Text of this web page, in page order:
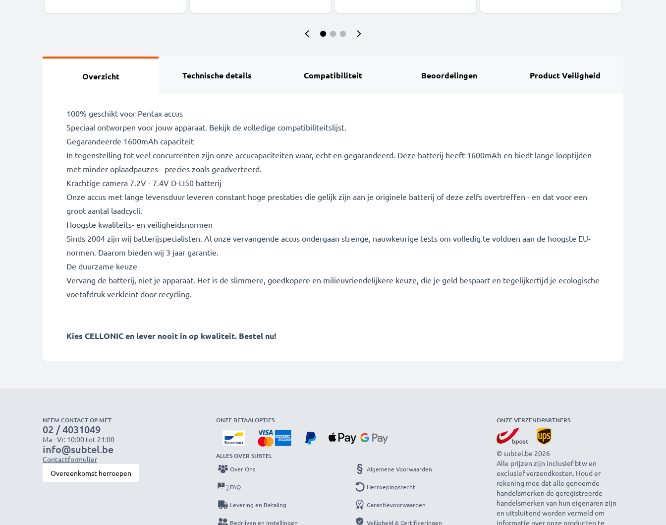
Overzicht Technische details Compatibiliteit Beoordelingen Product Veiligheid
100% geschikt voor Pentax accus
Speciaal ontworpen voor jouw apparaat. Bekijk de volledige compatibiliteitslijst.
Gegarandeerde 1600mAh capaciteit
In tegenstelling tot veel concurrenten zijn onze accucapaciteiten waar, echt en gegarandeerd. Deze batterij heeft 1600mAh en biedt lange looptijden
met minder oplaadpauzes - precies zoals geadverteerd.
Krachtige camera 7.2V - 7.4V D-LI50 batterij
Onze accus met lange levensduur leveren constant hoge prestaties die gelijk zijn aan je originele batterij of deze zelfs overtreffen - en dat voor een
groot aantal laadcycli.
Hoogste kwaliteits- en veiligheidsnormen
Sinds 2004 zijn wij batterijspecialisten. Al onze vervangende accus ondergaan strenge, nauwkeurige tests om volledig te voldoen aan de hoogste EU-
normen. Daarom bieden wij 3 jaar garantie.
De duurzame keuze
Vervang de batterij, niet je apparaat. Het is de slimmere, goedkopere en milieuvriendelijkere keuze, die je geld bespaart en tegelijkertijd je ecologische
voetafdruk verkleint door recycling.
Kies CELLONIC en lever nooit in op kwaliteit. Bestel nu!
NEEM CONTACT OP MET
02 / 4031049
Ma - Vr: 10:00 tot 21:00
info@subtel.be
Contactformulier
Overeenkomst herroepen
ONZE BETAALOPTIES
ALLES OVER SUBTEL
Over Ons
FAQ
Levering en Betaling
Bedrijven en Instellingen
Algemene Voorwaarden
Herroepingsrecht
Garantievoorwaarden
Veiligheid & Certificeringen
ONZE VERZENDPARTNERS
© subtel.be 2026
Alle prijzen zijn inclusief btw en
exclusief verzendkosten. Houd er
rekening mee dat alle genoemde
handelsmerken de geregistreerde
handelsmerken van hun eigenaren zijn
en uitsluitend worden vermeld om
informatie over onze producten te